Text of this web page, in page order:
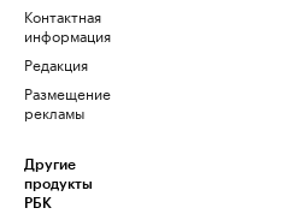
Контактная
информация
Редакция
Размещение
рекламы
Другие
продукты
РБК